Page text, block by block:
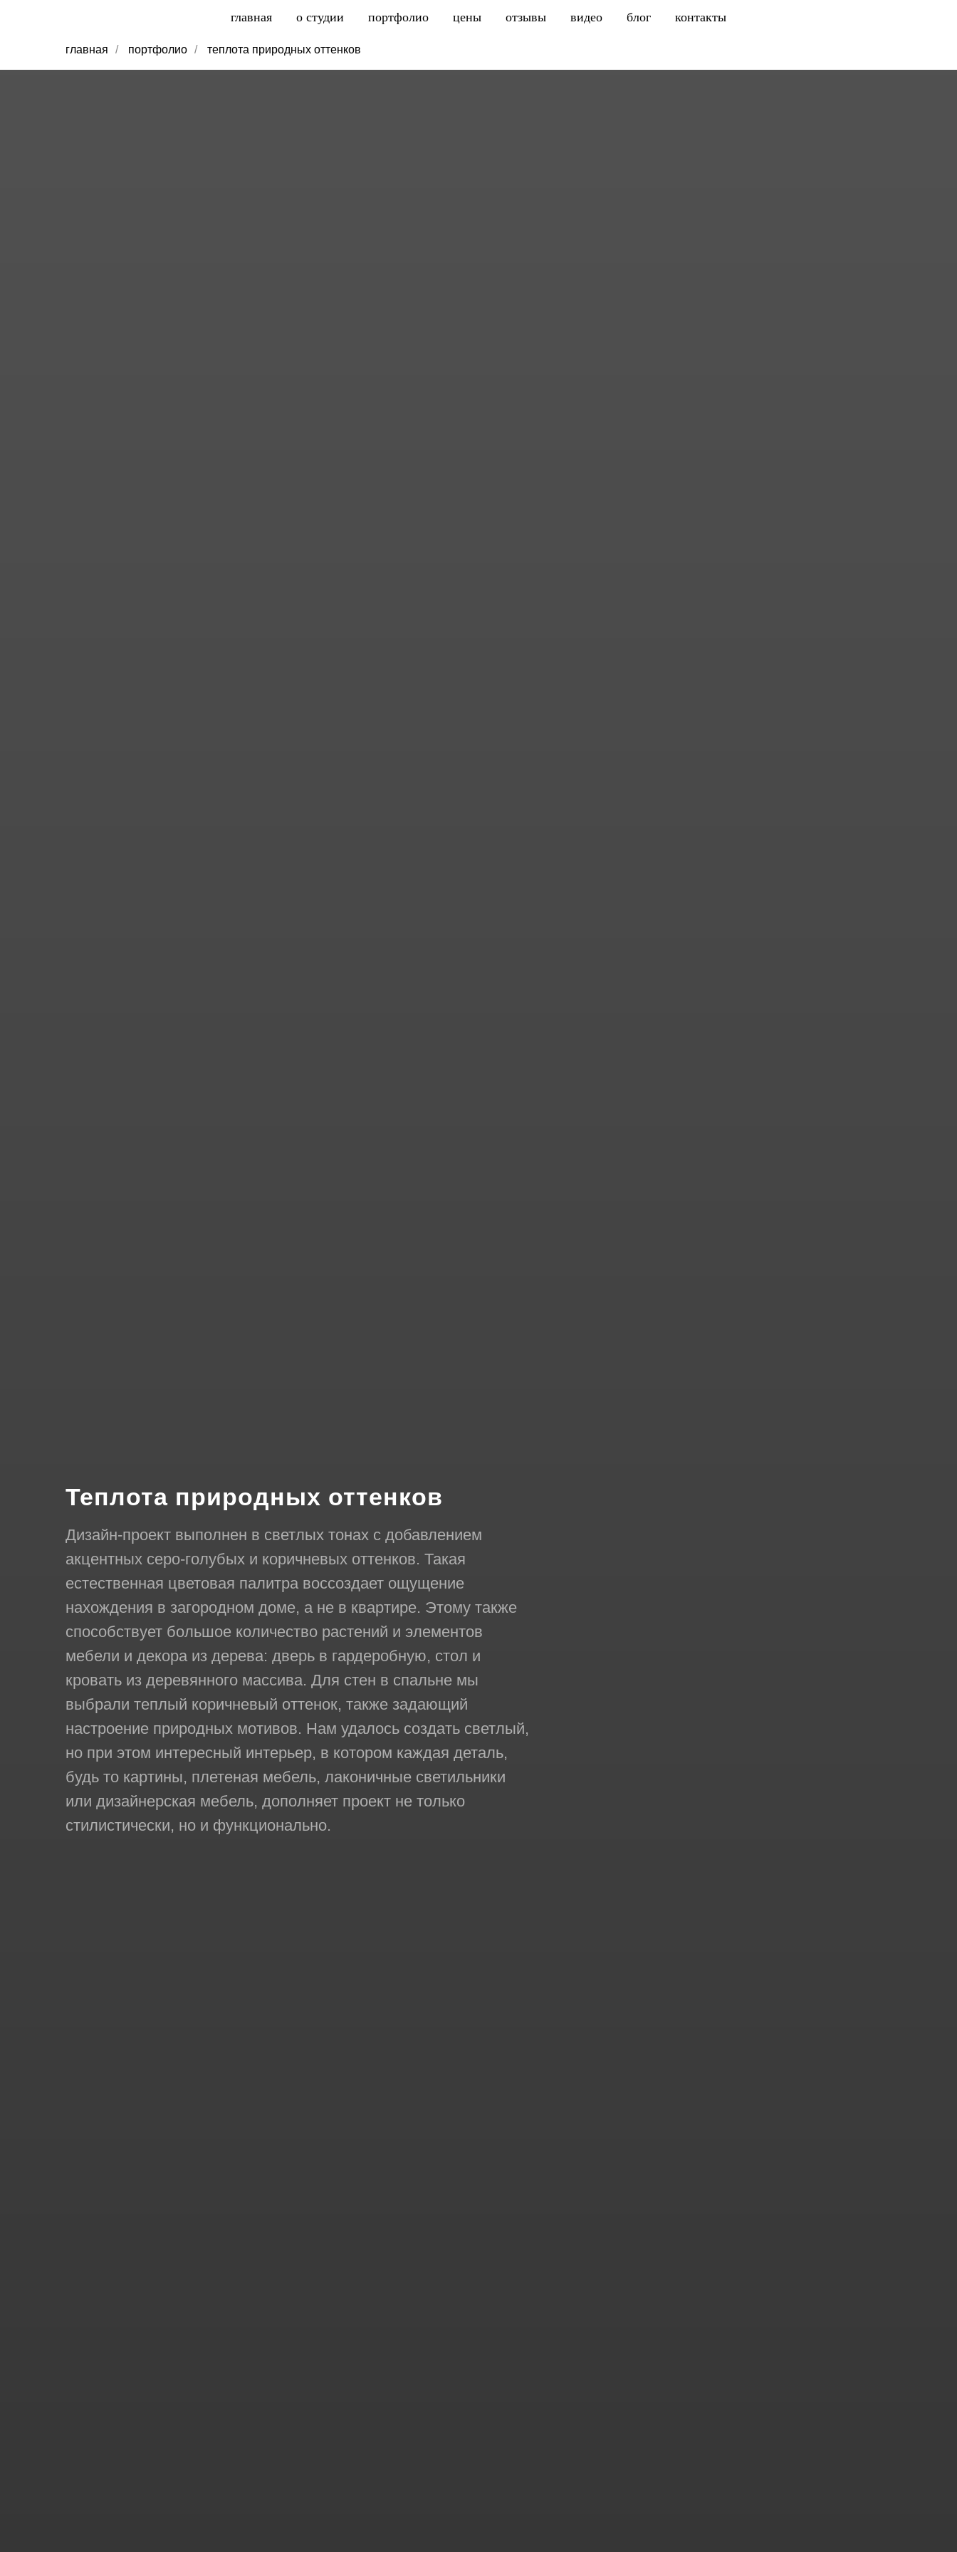
главная о студии портфолио цены отзывы видео блог контакты
главная / портфолио / теплота природных оттенков
Теплота природных оттенков
Дизайн-проект выполнен в светлых тонах с добавлением
акцентных серо-голубых и коричневых оттенков. Такая
естественная цветовая палитра воссоздает ощущение
нахождения в загородном доме, а не в квартире. Этому также
способствует большое количество растений и элементов
мебели и декора из дерева: дверь в гардеробную, стол и
кровать из деревянного массива. Для стен в спальне мы
выбрали теплый коричневый оттенок, также задающий
настроение природных мотивов. Нам удалось создать светлый,
но при этом интересный интерьер, в котором каждая деталь,
будь то картины, плетеная мебель, лаконичные светильники
или дизайнерская мебель, дополняет проект не только
стилистически, но и функционально.